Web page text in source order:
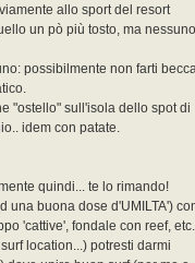
allo sport del resort
un pò più tosto, ma
possibilmente non farti
"ostello" sull'isola dello spot di
idem con patate.
quindi... te lo rimando!
una buona dose d'UMILTA')
'cattive', fondale con reef,
location...) potresti darmi